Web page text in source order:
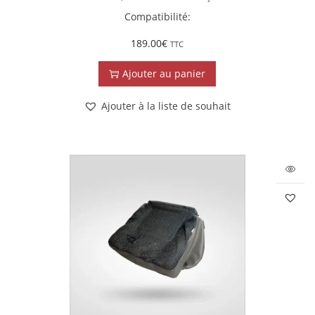
Compatibilité:
189.00€ TTC
Ajouter au panier
Ajouter à la liste de souhait